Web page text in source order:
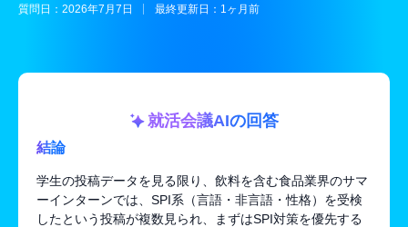
質問日：2026年7月7日 最終更新日：1ヶ月前
就活会議AIの回答
結論
学生の投稿データを見る限り、飲料を含む食品業界のサマ
ーインターンでは、SPI系（言語・非言語・性格）を受検
したという投稿が複数見られ、まずはSPI対策を優先する